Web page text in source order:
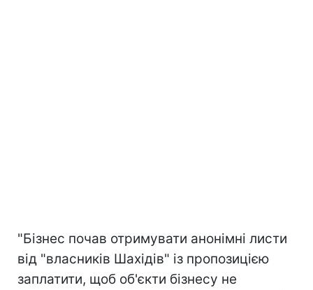
"Бізнес почав отримувати анонімні листи
від "власників Шахідів" із пропозицією
заплатити, щоб об'єкти бізнесу не